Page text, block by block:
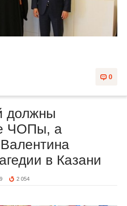
0
должны
ЧОПы, а
в Казани
2 054